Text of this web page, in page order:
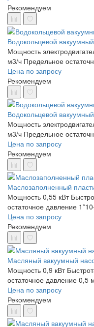
Рекомендуем
Водокольцевой
Мощность
м3/ч Предельное
Цена по запросу
Рекомендуем
Водокольцевой
Мощность
м3/ч Предельное
Цена по запросу
Рекомендуем
Маслозаполненный
Мощность 0,55 кВт
остаточное давление
Цена по запросу
Рекомендуем
Масляный вакуумный
Мощность 0,9 кВт
остаточное давление 0,5
Цена по запросу
Рекомендуем